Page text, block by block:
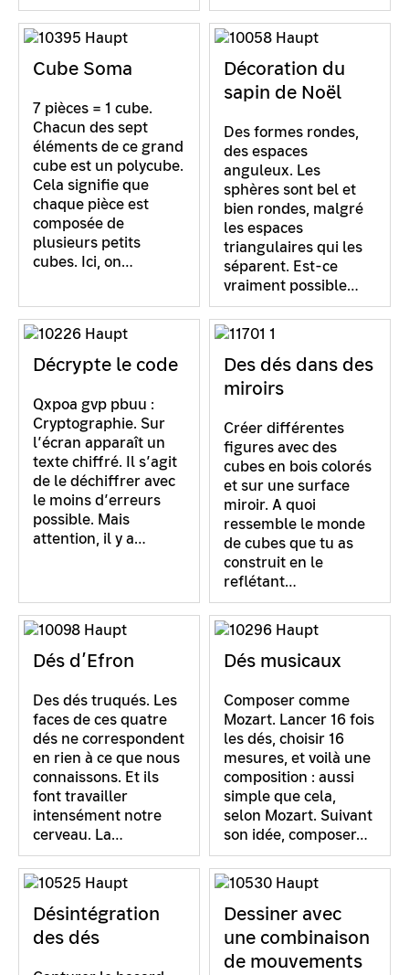
Cube Soma
7 pièces = 1 cube.
Chacun des sept
éléments de ce grand
cube est un polycube.
Cela signifie que
chaque pièce est
composée de
plusieurs petits
cubes. Ici, on…
Décoration du
sapin de Noël
Des formes rondes,
des espaces
anguleux. Les
sphères sont bel et
bien rondes, malgré
les espaces
triangulaires qui les
séparent. Est-ce
vraiment possible…
Décrypte le code
Qxpoa gvp pbuu :
Cryptographie. Sur
l’écran apparaît un
texte chiffré. Il s’agit
de le déchiffrer avec
le moins d’erreurs
possible. Mais
attention, il y a…
Des dés dans des
miroirs
Créer différentes
figures avec des
cubes en bois colorés
et sur une surface
miroir. A quoi
ressemble le monde
de cubes que tu as
construit en le
reflétant…
Dés d’Efron
Des dés truqués. Les
faces de ces quatre
dés ne correspondent
en rien à ce que nous
connaissons. Et ils
font travailler
intensément notre
cerveau. La…
Dés musicaux
Composer comme
Mozart. Lancer 16 fois
les dés, choisir 16
mesures, et voilà une
composition : aussi
simple que cela,
selon Mozart. Suivant
son idée, composer…
Désintégration
des dés
Dessiner avec
une combinaison
de mouvements